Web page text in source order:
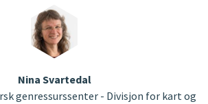
Nina Svartedal
genressurssenter - Divisjon for kart og